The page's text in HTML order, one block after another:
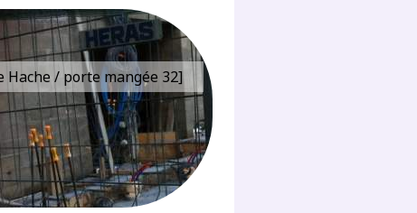
/ porte mangée 32]